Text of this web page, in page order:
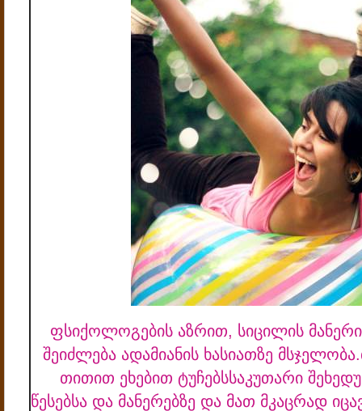
ფსიქოლოგების აზრით, სიცილის
შეიძლება ადამიანის ხასიათზე მსჯელობა.
თითით ეხებით ტუჩებსსაკუთარი
წესებსა და მანერებზე და მათ მკაცრად